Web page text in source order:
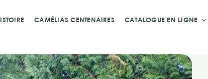
CAMÉLIAS CENTENAIRES CATALOGUE EN LIGNE